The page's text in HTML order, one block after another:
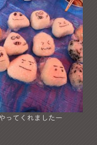
ってくれましたー